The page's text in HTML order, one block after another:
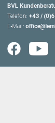
BVL
Telefon: +43 /
E-Mail: